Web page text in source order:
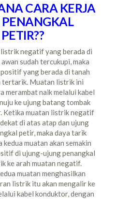
CARA KERJA
PENANGKAL
PETIR??
negatif yang berada di
sudah tercukupi, maka
yang berada di tanah
tertarik. Muatan listrik ini
merambat naik melalui kabel
ke ujung batang tombak
Ketika muatan listrik negatif
di atas atap dan ujung
petir, maka daya tarik
kedua muatan akan semakin
di ujung-ujung penangkal
ke arah muatan negatif.
muatan menghasilkan
listrik itu akan mengalir ke
kabel konduktor, dengan